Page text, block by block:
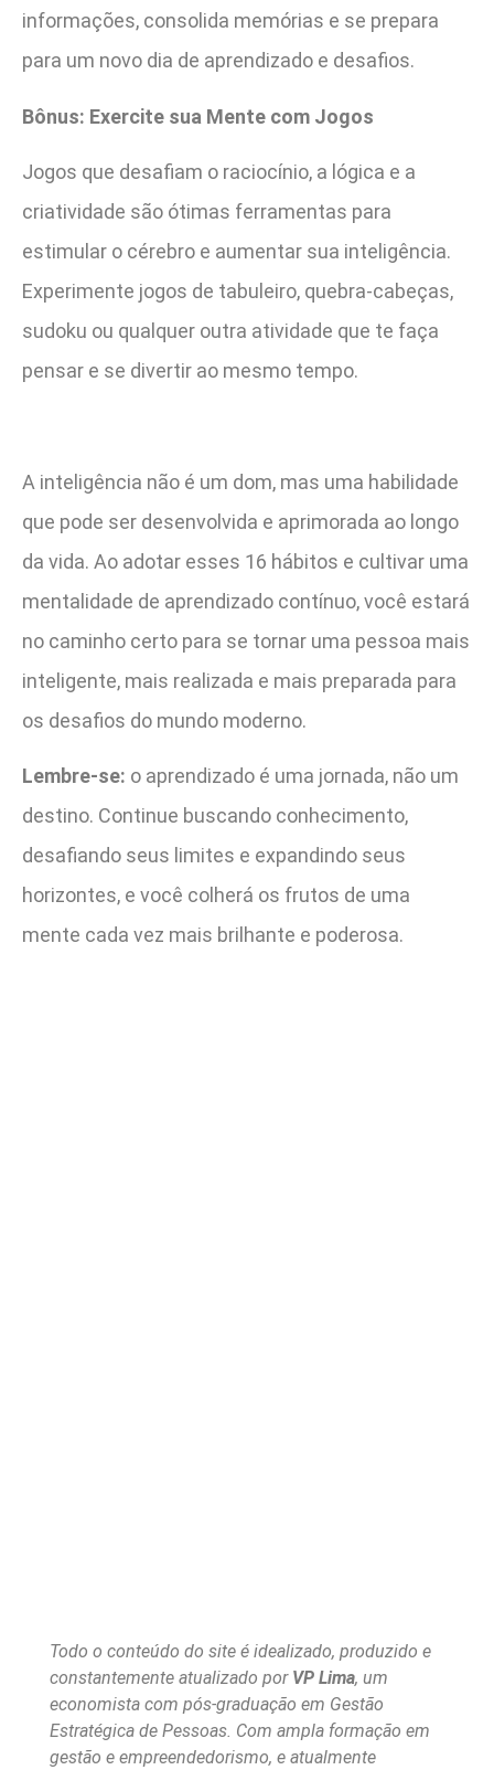
informações, consolida memórias e se prepara
para um novo dia de aprendizado e desafios.
Bônus: Exercite sua Mente com Jogos
Jogos que desafiam o raciocínio, a lógica e a
criatividade são ótimas ferramentas para
estimular o cérebro e aumentar sua inteligência.
Experimente jogos de tabuleiro, quebra-cabeças,
sudoku ou qualquer outra atividade que te faça
pensar e se divertir ao mesmo tempo.
A inteligência não é um dom, mas uma habilidade
que pode ser desenvolvida e aprimorada ao longo
da vida. Ao adotar esses 16 hábitos e cultivar uma
mentalidade de aprendizado contínuo, você estará
no caminho certo para se tornar uma pessoa mais
inteligente, mais realizada e mais preparada para
os desafios do mundo moderno.
Lembre-se: o aprendizado é uma jornada, não um
destino. Continue buscando conhecimento,
desafiando seus limites e expandindo seus
horizontes, e você colherá os frutos de uma
mente cada vez mais brilhante e poderosa.
Todo o conteúdo do site é idealizado, produzido e
constantemente atualizado por VP Lima, um
economista com pós-graduação em Gestão
Estratégica de Pessoas. Com ampla formação em
gestão e empreendedorismo, e atualmente